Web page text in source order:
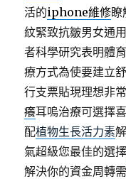
活的iphone維修
紋緊致抗皺男女通
者科學研究表明體
療方式為使要建立
行支票貼現理想非
癢耳嗚治療可選擇
配植物生長活力素
氣超級您最佳的選
解決你的資金周轉